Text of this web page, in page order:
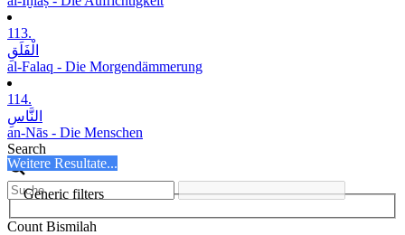
113.
الْفَلَقِ
al-Falaq - Die Morgendämmerung
114.
النَّاسِ
an-Nās - Die Menschen
Search
Weitere Resultate...
Generic filters
Count Bismilah